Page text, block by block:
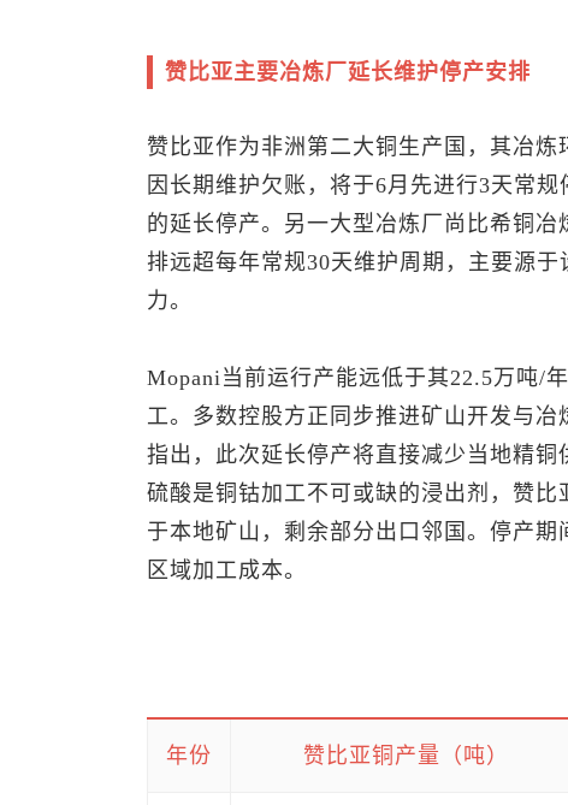
赞比亚主要冶炼厂延长维护停产安排
赞比亚作为非洲第二大铜生产国，其冶
因长期维护欠账，将于6月先进行3天常
的延长停产。另一大型冶炼厂尚比希铜
排远超每年常规30天维护周期，主要源
力。
Mopani当前运行产能远低于其22.5万吨/
工。多数控股方正同步推进矿山开发与
指出，此次延长停产将直接减少当地精铜
硫酸是铜钴加工不可或缺的浸出剂，赞
于本地矿山，剩余部分出口邻国。停产
区域加工成本。
年份 赞比亚铜产量（吨）